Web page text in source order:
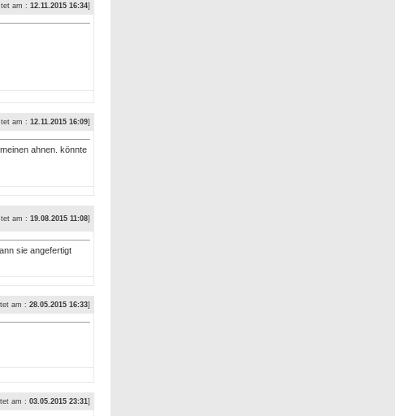
am : 12.11.2015 16:34]
am : 12.11.2015 16:09]
ahnen. könnte
am : 19.08.2015 11:08]
sie angefertigt
am : 28.05.2015 16:33]
am : 03.05.2015 23:31]